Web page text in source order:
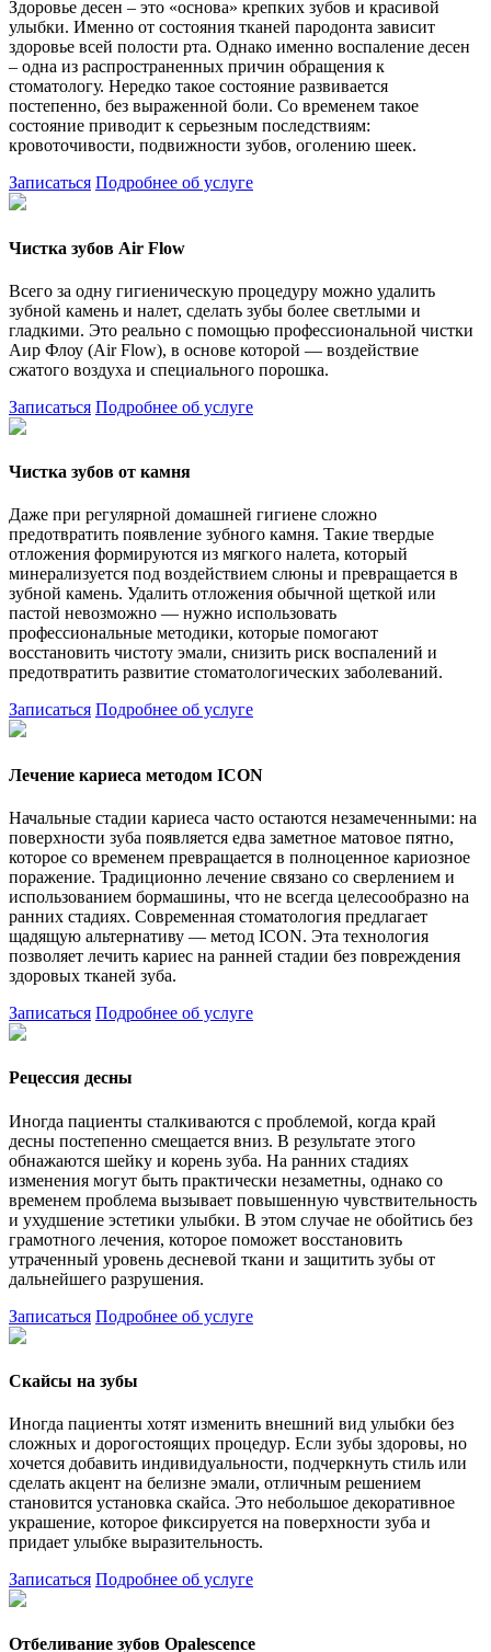
Здоровье десен – это «основа» крепких зубов и красивой
улыбки. Именно от состояния тканей пародонта зависит
здоровье всей полости рта. Однако именно воспаление десен
– одна из распространенных причин обращения к
стоматологу. Нередко такое состояние развивается
постепенно, без выраженной боли. Со временем такое
состояние приводит к серьезным последствиям:
кровоточивости, подвижности зубов, оголению шеек.
Записаться Подробнее об услуге
Чистка зубов Air Flow
Всего за одну гигиеническую процедуру можно удалить
зубной камень и налет, сделать зубы более светлыми и
гладкими. Это реально с помощью профессиональной чистки
Аир Флоу (Air Flow), в основе которой — воздействие
сжатого воздуха и специального порошка.
Записаться Подробнее об услуге
Чистка зубов от камня
Даже при регулярной домашней гигиене сложно
предотвратить появление зубного камня. Такие твердые
отложения формируются из мягкого налета, который
минерализуется под воздействием слюны и превращается в
зубной камень. Удалить отложения обычной щеткой или
пастой невозможно — нужно использовать
профессиональные методики, которые помогают
восстановить чистоту эмали, снизить риск воспалений и
предотвратить развитие стоматологических заболеваний.
Записаться Подробнее об услуге
Лечение кариеса методом ICON
Начальные стадии кариеса часто остаются незамеченными: на
поверхности зуба появляется едва заметное матовое пятно,
которое со временем превращается в полноценное кариозное
поражение. Традиционно лечение связано со сверлением и
использованием бормашины, что не всегда целесообразно на
ранних стадиях. Современная стоматология предлагает
щадящую альтернативу — метод ICON. Эта технология
позволяет лечить кариес на ранней стадии без повреждения
здоровых тканей зуба.
Записаться Подробнее об услуге
Рецессия десны
Иногда пациенты сталкиваются с проблемой, когда край
десны постепенно смещается вниз. В результате этого
обнажаются шейку и корень зуба. На ранних стадиях
изменения могут быть практически незаметны, однако со
временем проблема вызывает повышенную чувствительность
и ухудшение эстетики улыбки. В этом случае не обойтись без
грамотного лечения, которое поможет восстановить
утраченный уровень десневой ткани и защитить зубы от
дальнейшего разрушения.
Записаться Подробнее об услуге
Скайсы на зубы
Иногда пациенты хотят изменить внешний вид улыбки без
сложных и дорогостоящих процедур. Если зубы здоровы, но
хочется добавить индивидуальности, подчеркнуть стиль или
сделать акцент на белизне эмали, отличным решением
становится установка скайса. Это небольшое декоративное
украшение, которое фиксируется на поверхности зуба и
придает улыбке выразительность.
Записаться Подробнее об услуге
Отбеливание зубов Opalescence